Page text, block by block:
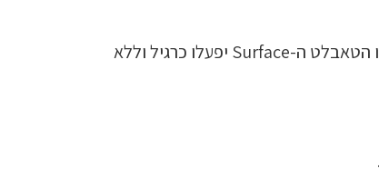
עיקור Bluetooth מקצועי המתבצע על ידינו, מבטיח הסרת כרטיס ה- Bluetooth בצורה בטוחה כך שהמחשב או הטאבלט ה-Surface יפעלו כרגיל וללא